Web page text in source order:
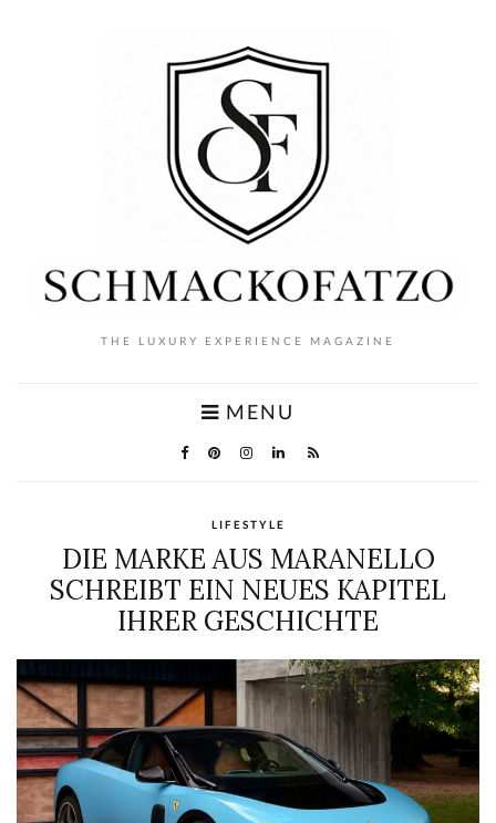
THE LUXURY EXPERIENCE MAGAZINE
MENU
LIFESTYLE
DIE MARKE AUS MARANELLO
SCHREIBT EIN NEUES KAPITEL
IHRER GESCHICHTE